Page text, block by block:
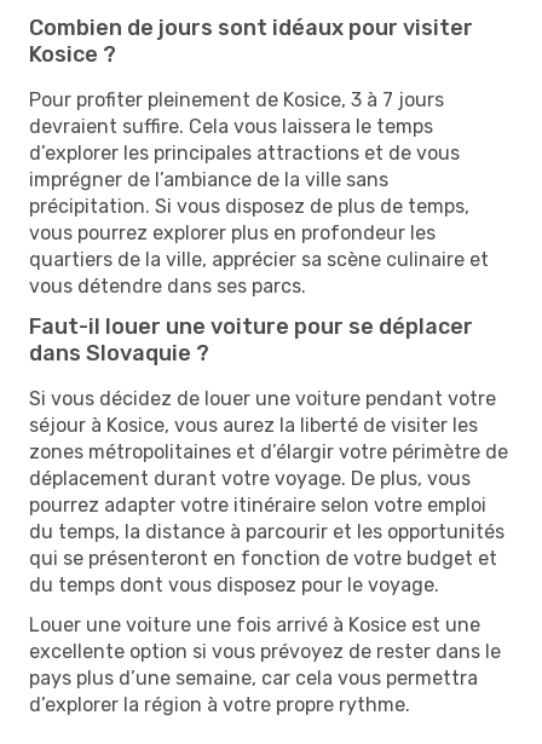
Combien de jours sont idéaux pour visiter
Kosice ?
Pour profiter pleinement de Kosice, 3 à 7 jours
devraient suffire. Cela vous laissera le temps
d’explorer les principales attractions et de vous
imprégner de l’ambiance de la ville sans
précipitation. Si vous disposez de plus de temps,
vous pourrez explorer plus en profondeur les
quartiers de la ville, apprécier sa scène culinaire et
vous détendre dans ses parcs.
Faut-il louer une voiture pour se déplacer
dans Slovaquie ?
Si vous décidez de louer une voiture pendant votre
séjour à Kosice, vous aurez la liberté de visiter les
zones métropolitaines et d’élargir votre périmètre de
déplacement durant votre voyage. De plus, vous
pourrez adapter votre itinéraire selon votre emploi
du temps, la distance à parcourir et les opportunités
qui se présenteront en fonction de votre budget et
du temps dont vous disposez pour le voyage.
Louer une voiture une fois arrivé à Kosice est une
excellente option si vous prévoyez de rester dans le
pays plus d’une semaine, car cela vous permettra
d’explorer la région à votre propre rythme.